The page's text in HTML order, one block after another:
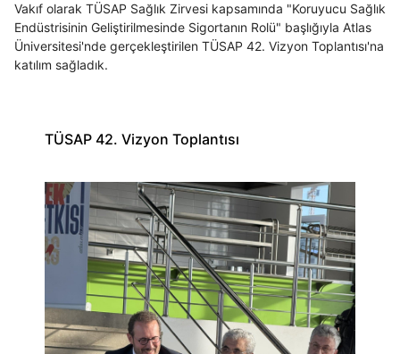
Vakıf olarak TÜSAP Sağlık Zirvesi kapsamında "Koruyucu Sağlık
Endüstrisinin Geliştirilmesinde Sigortanın Rolü" başlığıyla Atlas
Üniversitesi'nde gerçekleştirilen TÜSAP 42. Vizyon Toplantısı'na
katılım sağladık.
TÜSAP 42. Vizyon Toplantısı